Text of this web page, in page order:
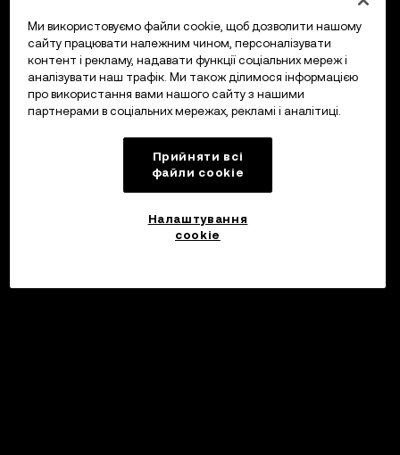
Ми використовуємо файли cookie, щоб дозволити нашому
сайту працювати належним чином, персоналізувати
контент і рекламу, надавати функції соціальних мереж і
аналізувати наш трафік. Ми також ділимося інформацією
про використання вами нашого сайту з нашими
партнерами в соціальних мережах, рекламі і аналітиці.
Прийняти всі
файли сookie
Налаштування
cookie